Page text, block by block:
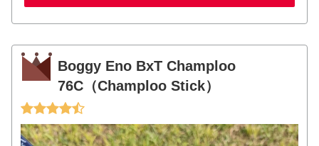
Boggy Eno BxT Champloo
76C（Champloo Stick）